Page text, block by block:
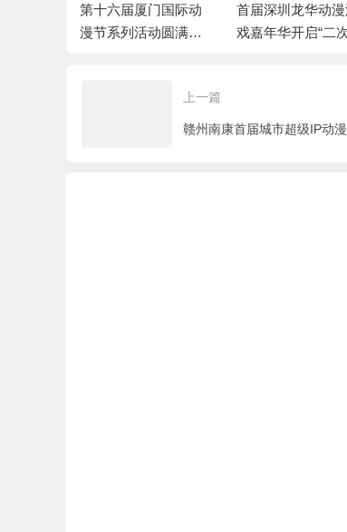
第十六届厦门国际动
漫节系列活动圆满收
首届深圳龙华动
戏嘉年华开启“二次
上一篇
赣州南康首届城市超级IP动